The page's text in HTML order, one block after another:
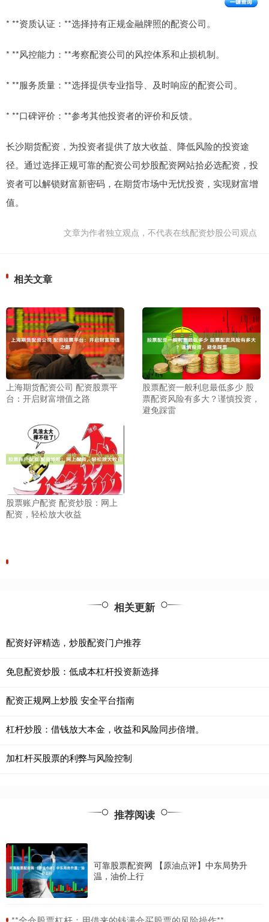
* **资质认证：**选择持有正规金融牌照的配资公司。
* **风控能力：**考察配资公司的风控体系和止损机制。
* **服务质量：**选择提供专业指导、及时响应的配资公司。
* **口碑评价：**参考其他投资者的评价和反馈。
长沙期货配资，为投资者提供了放大收益、降低风险的投资途
径。通过选择正规可靠的配资公司炒股配资网站拾必选配资，投
资者可以解锁财富新密码，在期货市场中无忧投资，实现财富增
值。
文章为作者独立观点，不代表在线配资炒股公司观点
相关文章
上海期货配资公司 配资股票平
台：开启财富增值之路
股票配资一般利息最低多少 股
票配资风险有多大？谨慎投资，
避免踩雷
股票账户配资 配资炒股：网上
配资，轻松放大收益
相关更新
配资好评精选，炒股配资门户推荐
免息配资炒股：低成本杠杆投资新选择
配资正规网上炒股 安全平台指南
杠杆炒股：借钱放大本金，收益和风险同步倍增。
加杠杆买股票的利弊与风险控制
推荐阅读
可靠股票配资网 【原油点评】中东局势升
温，油价上行